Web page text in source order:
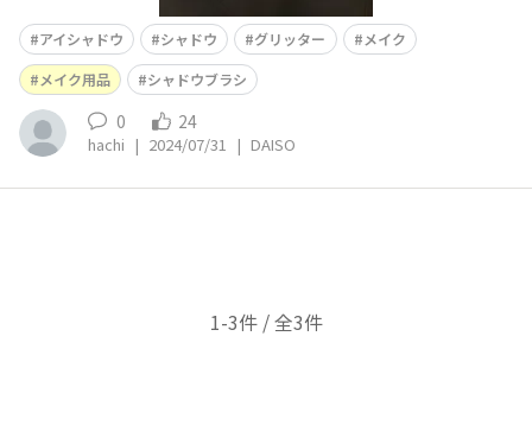
アイシャドウ シャドウ グリッター
メイク
メイク用品
シャドウブラシ
0 24
hachi | 2024/07/31 | DAISO
1-3件 / 全3件